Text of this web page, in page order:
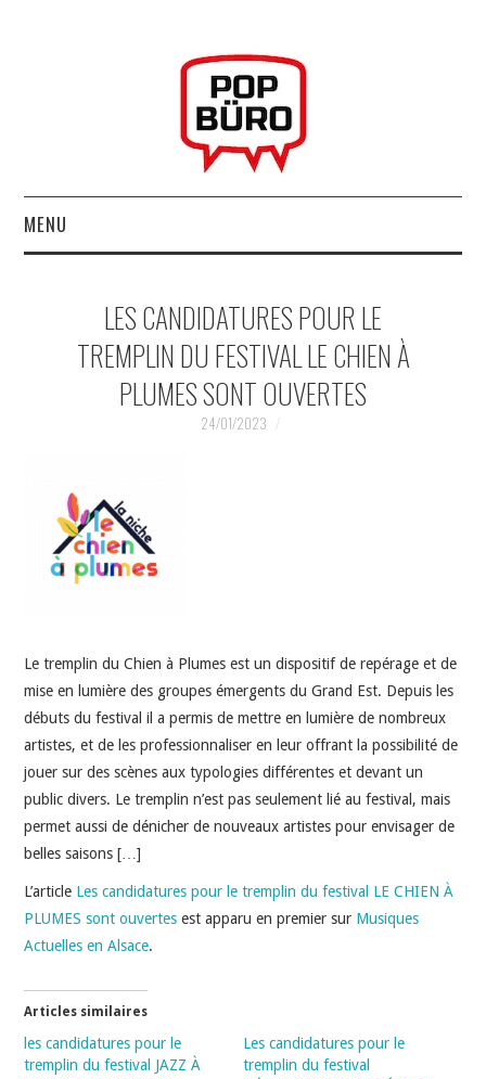
MENU
MUSIQUESACTUELLES.NET
GABBA GABBA HEY !
INDÉPENDANTS
DOKO
LES CANDIDATURES POUR LE
TREMPLIN DU FESTIVAL LE CHIEN À
PLUMES SONT OUVERTES
24/01/2023
Le tremplin du Chien à Plumes est un dispositif de repérage et de
mise en lumière des groupes émergents du Grand Est. Depuis les
débuts du festival il a permis de mettre en lumière de nombreux
artistes, et de les professionnaliser en leur offrant la possibilité de
jouer sur des scènes aux typologies différentes et devant un
public divers. Le tremplin n’est pas seulement lié au festival, mais
permet aussi de dénicher de nouveaux artistes pour envisager de
belles saisons […]
L’article Les candidatures pour le tremplin du festival LE CHIEN À
PLUMES sont ouvertes est apparu en premier sur Musiques
Actuelles en Alsace.
Articles similaires
les candidatures pour le
tremplin du festival JAZZ À
Les candidatures pour le
tremplin du festival